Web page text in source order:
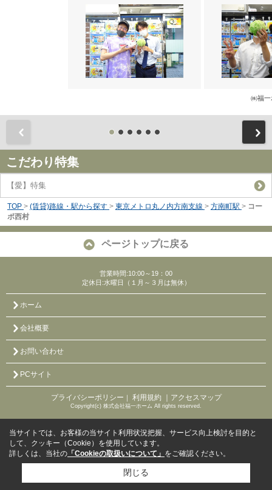
㈱福一
こだわり特集
【愛】特集
TOP > (賃貸)路線・駅から探す > 東京メトロ丸ノ内方南支線 > 方南町駅 > コー
ポ西村
ページトップに戻る
営業時間:10:00～19：00
定休日:水曜日（１月～３月は無休）
ホーム
会社概要
お問い合わせ
PCサイト
プライバシーポリシー ｜ 利用規約 ｜アクセスマップ
Copyright(c) 株式会社福一ホーム All rights reserved.
当サイトでは、お客様の当サイト利用状況把握、サービス向上検討を目的と
して、クッキー（Cookie）を使用しています。
詳しくは、当社の 「Cookieの取扱いについて」 をご確認ください。
閉じる